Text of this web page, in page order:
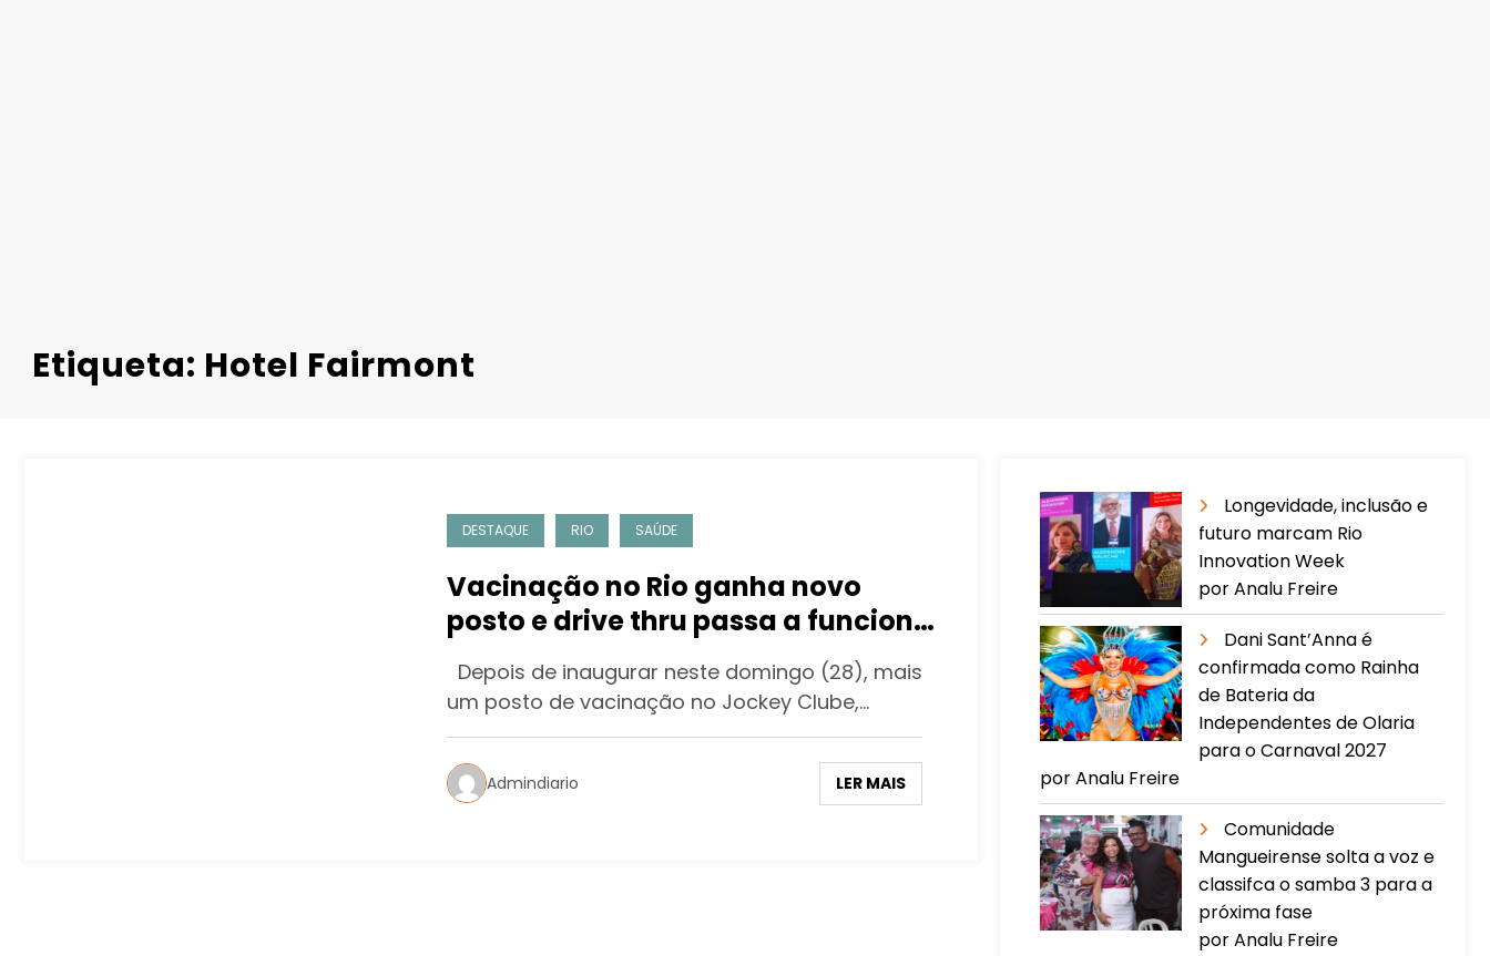
Etiqueta: Hotel Fairmont
DESTAQUE RIO SAÚDE
Vacinação no Rio ganha novo
posto e drive thru passa a funcionar
durante a semana
Depois de inaugurar neste domingo (28), mais
um posto de vacinação no Jockey Clube,…
Admindiario LER MAIS
Longevidade, inclusão e
futuro marcam Rio
Innovation Week
por Analu Freire
Dani Sant’Anna é
confirmada como Rainha
de Bateria da
Independentes de Olaria
para o Carnaval 2027
por Analu Freire
Comunidade
Mangueirense solta a voz e
classifca o samba 3 para a
próxima fase
por Analu Freire